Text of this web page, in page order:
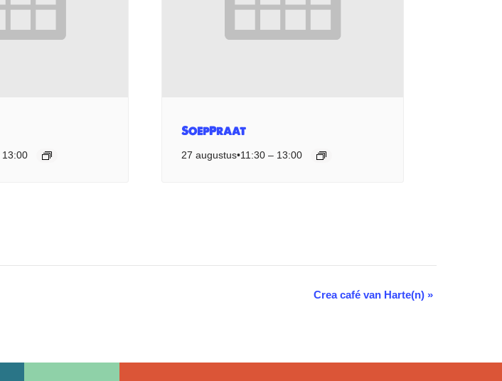
13:00
SoepPraat
27 augustus•11:30 – 13:00
Crea café van Harte(n) »